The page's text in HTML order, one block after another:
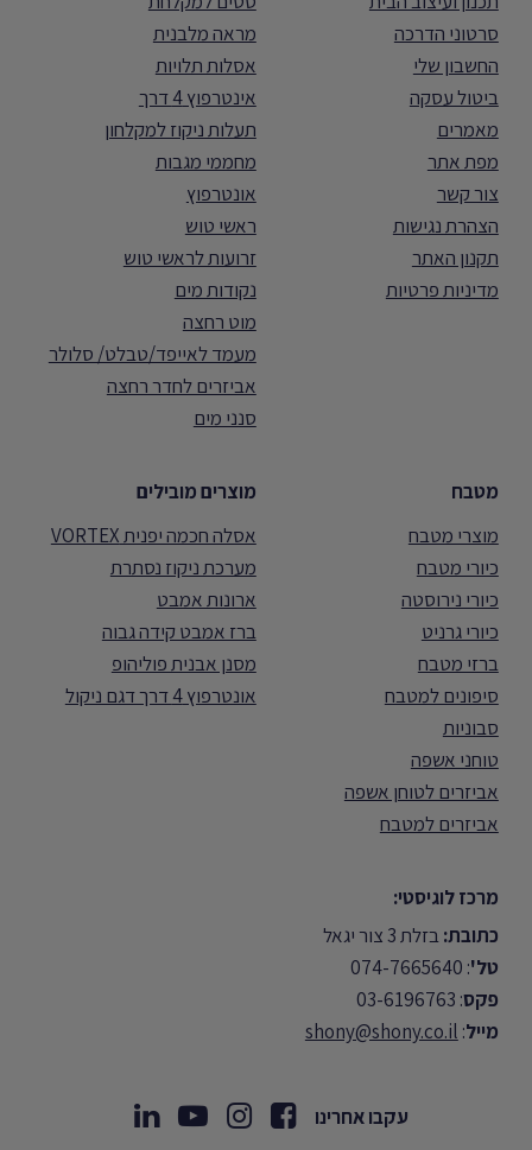
סרטוני הדרכה
החשבון שלי
ביטול עסקה
מאמרים
מפת אתר
צור קשר
הצהרת נגישות
תקנון האתר
מדיניות פרטיות
מראה מלבנית
אסלות תלויות
אינטרפוץ 4 דרך
תעלות ניקוז למקלחון
מחממי מגבות
אונטרפוץ
ראשי טוש
זרועות לראשי טוש
נקודות מים
מוט רחצה
מעמד לאייפד/טבלט/ סלולר
אביזרים לחדר רחצה
סנני מים
מטבח
מוצרי מטבח
כיורי מטבח
כיורי נירוסטה
כיורי גרניט
ברזי מטבח
סיפונים למטבח
סבוניות
טוחני אשפה
אביזרים לטוחן אשפה
אביזרים למטבח
מוצרים מובילים
אסלה חכמה יפנית VORTEX
מערכת ניקוז נסתרת
ארונות אמבט
ברז אמבט קידה גבוה
מסנן אבנית פוליהופ
אונטרפוץ 4 דרך דגם ניקול
מרכז לוגיסטי:
כתובת:בזלת 3 צור יגאל
טל': 074-7665640
פקס: 03-6196763
מייל:
shony@shony.co.il
עקבו אחרינו